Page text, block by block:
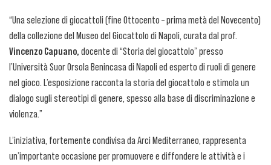
“Una selezione di giocattoli (fine Ottocento – prima metà del Novecento)
della collezione del Museo del Giocattolo di Napoli, curata dal prof.
Vincenzo Capuano, docente di “Storia del giocattolo” presso
l’Università Suor Orsola Benincasa di Napoli ed esperto di ruoli di genere
nel gioco. L’esposizione racconta la storia del giocattolo e stimola un
dialogo sugli stereotipi di genere, spesso alla base di discriminazione e
violenza.”
L’iniziativa, fortemente condivisa da Arci Mediterraneo, rappresenta
un’importante occasione per promuovere e diffondere le attività e i